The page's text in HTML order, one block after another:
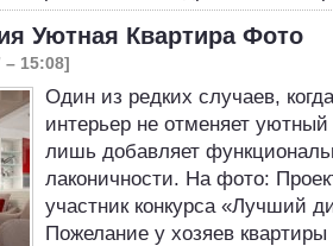
Уютная Квартира Фото
15:08]
Один из редких случаев,
интерьер не отменяет
лишь добавляет
лаконичности. На фото:
участник конкурса «Лучший
Пожелание у хозяев